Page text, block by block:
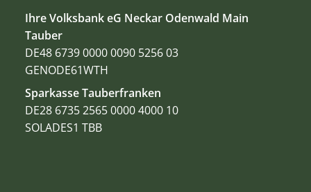
Ihre Volksbank eG Neckar Odenwald Main
Tauber
DE48 6739 0000 0090 5256 03
GENODE61WTH
Sparkasse Tauberfranken
DE28 6735 2565 0000 4000 10
SOLADES1 TBB